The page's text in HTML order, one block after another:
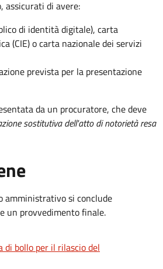
assicurati di avere:
di identità digitale), carta
(CIE) o carta nazionale dei servizi
prevista per la presentazione
da un procuratore, che deve
sostitutiva dell'atto di notorietà resa
amministrativo si conclude
un provvedimento finale.
di bollo per il rilascio del